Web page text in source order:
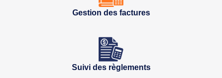
Gestion des factures
Suivi des règlements